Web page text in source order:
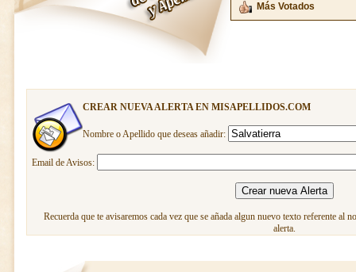
Más Votados
CREAR NUEVA ALERTA EN MISAPELLIDOS.COM
Nombre o Apellido que deseas añadir:
Email de Avisos:
Recuerda que te avisaremos cada vez que se añada algun nuevo texto referente al
alerta.